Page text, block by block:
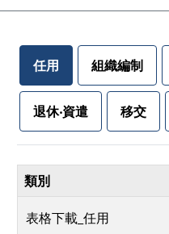
任用 組織編制
退休‧資遣 移交
類別
表格下載_任用